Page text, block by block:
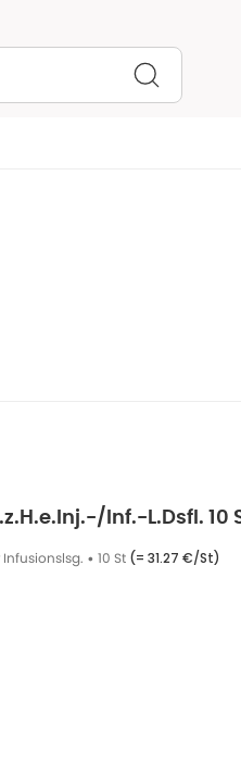
Inf.-L.Dsfl. 10
• 10 St (= 31.27 €/St)